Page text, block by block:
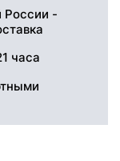
России -
часа